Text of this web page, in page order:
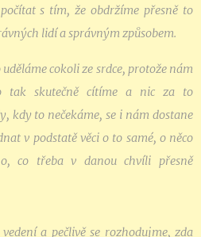
s tím, že obdržíme přesně to
lidí a správným způsobem.
cokoli ze srdce, protože nám
tak skutečně cítíme a nic za to
kdy to nečekáme, se i nám dostane
v podstatě věci o to samé, o něco
co třeba v danou chvíli přesně
a pečlivě se rozhodujme, zda